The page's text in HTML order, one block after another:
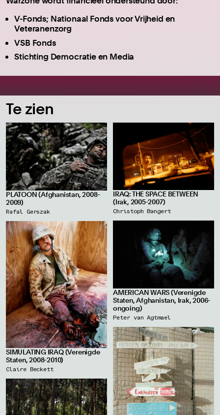
V-Fonds; Nationaal Fonds voor Vrijheid en
Veteranenzorg
VSB Fonds
Stichting Democratie en Media
Te zien
PLATOON (Afghanistan, 2008-
2009)
Rafal Gerszak
IRAQ: THE SPACE BETWEEN
(Irak, 2005-2007)
Christoph Bangert
AMERICAN WARS (Verenigde
Staten, Afghanistan, Irak, 2006-
ongoing)
Peter van Agtmael
SIMULATING IRAQ (Verenigde
Staten, 2008-2010)
Claire Beckett